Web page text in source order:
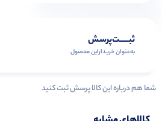
ثبـــــت‌پرسش
به‌عنوان ‌خریدار‌این‌ محصول
شما هم درباره این کالا پرسش ثبت کنید